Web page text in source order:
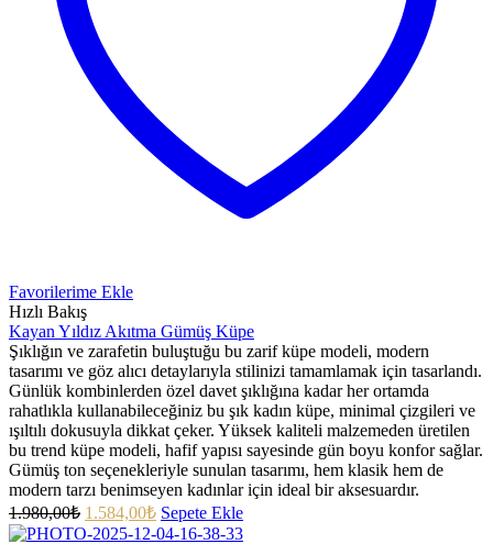
Favorilerime Ekle
Hızlı Bakış
Kayan Yıldız Akıtma Gümüş Küpe
Şıklığın ve zarafetin buluştuğu bu zarif küpe modeli, modern
tasarımı ve göz alıcı detaylarıyla stilinizi tamamlamak için tasarlandı.
Günlük kombinlerden özel davet şıklığına kadar her ortamda
rahatlıkla kullanabileceğiniz bu şık kadın küpe, minimal çizgileri ve
ışıltılı dokusuyla dikkat çeker. Yüksek kaliteli malzemeden üretilen
bu trend küpe modeli, hafif yapısı sayesinde gün boyu konfor sağlar.
Gümüş ton seçenekleriyle sunulan tasarımı, hem klasik hem de
modern tarzı benimseyen kadınlar için ideal bir aksesuardır.
1.980,00₺ 1.584,00₺ Sepete Ekle